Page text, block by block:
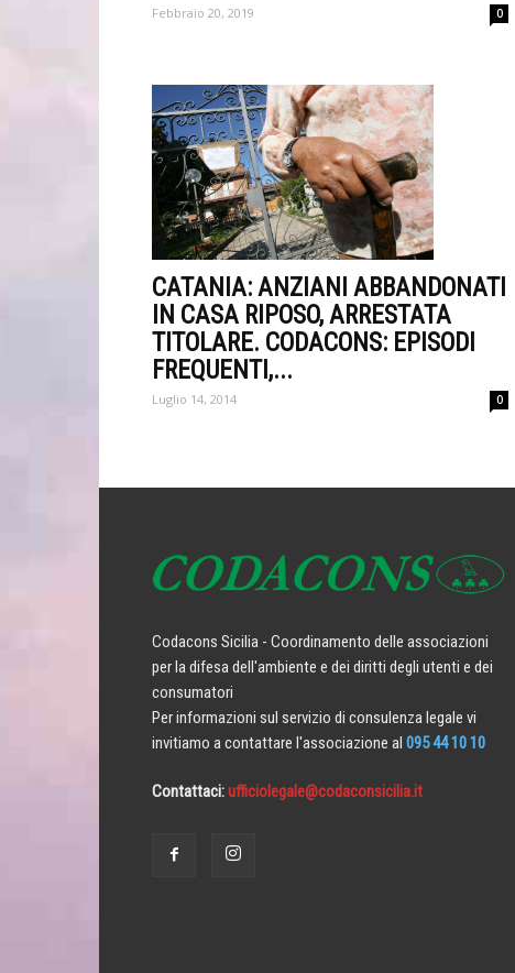
Febbraio 20, 2019 0
CATANIA: ANZIANI ABBANDONATI
IN CASA RIPOSO, ARRESTATA
TITOLARE. CODACONS: EPISODI
FREQUENTI,...
Luglio 14, 2014 0
Codacons Sicilia - Coordinamento delle associazioni
per la difesa dell'ambiente e dei diritti degli utenti e dei
consumatori
Per informazioni sul servizio di consulenza legale vi
invitiamo a contattare l'associazione al 095 44 10 10
Contattaci:ufficiolegale@codaconsicilia.it